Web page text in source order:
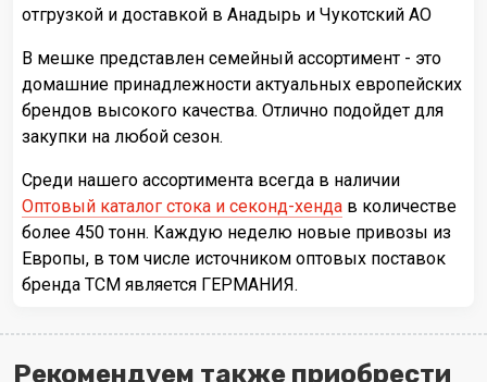
отгрузкой и доставкой в Анадырь и Чукотский АО
В мешке представлен семейный ассортимент - это
домашние принадлежности актуальных европейских
брендов высокого качества. Отлично подойдет для
закупки на любой сезон.
Среди нашего ассортимента всегда в наличии
Оптовый каталог стока и секонд-хенда в количестве
более 450 тонн. Каждую неделю новые привозы из
Европы, в том числе источником оптовых поставок
бренда TCM является ГЕРМАНИЯ.
Рекомендуем также приобрести